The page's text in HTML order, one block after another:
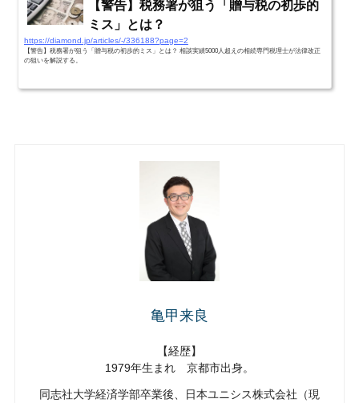
【警告】税務署が狙う「贈与税の初歩的
ミス」とは？
https://diamond.jp/articles/-/336188?page=2
【警告】税務署が狙う「贈与税の初歩的ミス」とは？ 相談実績5000人超えの相続専門税理士が法律改正
の狙いを解説する。
亀甲来良
【経歴】
1979年生まれ 京都市出身。
同志社大学経済学部卒業後、日本ユニシス株式会社（現